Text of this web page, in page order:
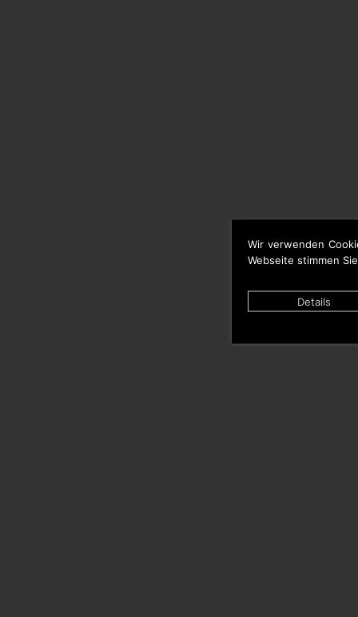
Wir verwenden
Webseite stimmen
Details